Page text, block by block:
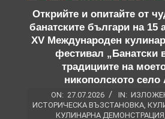
Открийте и опитайте от
банатските българи на 15
XV Международен
фестивал „Банатски
традициите на
никополското село
ON: 27.07.2026 IN:
ИСТОРИЧЕСКА ВЪЗСТАНОВКА
КУЛИНАРНА ДЕМОНСТРАЦИЯ